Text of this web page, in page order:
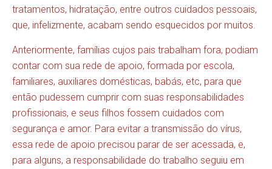
tratamentos, hidratação, entre outros cuidados pessoais,
que, infelizmente, acabam sendo esquecidos por muitos.
Anteriormente, famílias cujos pais trabalham fora, podiam
contar com sua rede de apoio, formada por escola,
familiares, auxiliares domésticas, babás, etc, para que
então pudessem cumprir com suas responsabilidades
profissionais, e seus filhos fossem cuidados com
segurança e amor. Para evitar a transmissão do vírus,
essa rede de apoio precisou parar de ser acessada, e,
para alguns, a responsabilidade do trabalho seguiu em